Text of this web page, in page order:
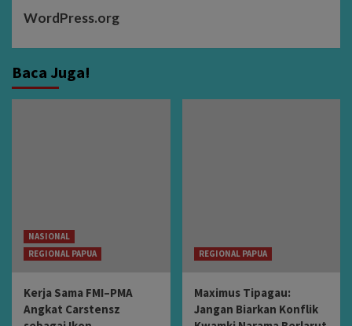
WordPress.org
Baca Juga!
NASIONAL
REGIONAL PAPUA
Kerja Sama FMI–PMA
Angkat Carstensz
REGIONAL PAPUA
Maximus Tipagau:
Jangan Biarkan Konflik